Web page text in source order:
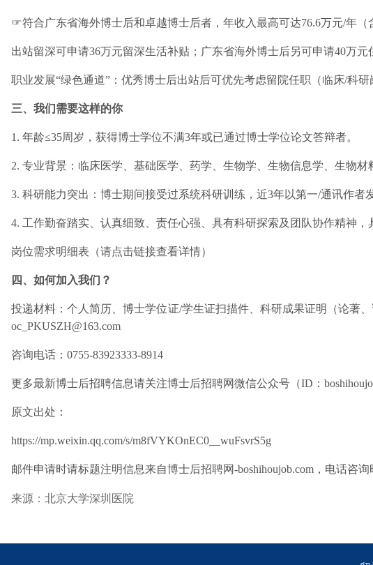
☞符合广东省海外博士后和卓越博士后者，年收入最高可达76.6万元/年（
出站留深可申请36万元留深生活补贴；广东省海外博士后另可申请40万元
职业发展“绿色通道”：优秀博士后出站后可优先考虑留院任职（临床/科
三、我们需要这样的你
1. 年龄≤35周岁，获得博士学位不满3年或已通过博士学位论文答辩者。
2. 专业背景：临床医学、基础医学、药学、生物学、生物信息学、生物材
3. 科研能力突出：博士期间接受过系统科研训练，近3年以第一/通讯作者
4. 工作勤奋踏实、认真细致、责任心强、具有科研探索及团队协作精神
岗位需求明细表（请点击链接查看详情）
四、如何加入我们？
投递材料：个人简历、博士学位证/学生证扫描件、科研成果证明（论著
oc_PKUSZH@163.com
咨询电话：0755-83923333-8914
更多最新博士后招聘信息请关注博士后招聘网微信公众号（ID：
原文出处：
https://mp.weixin.qq.com/s/m8fVYKOnEC0__wuFsvrS5g
邮件申请时请标题注明信息来自博士后招聘网-boshihoujob.com，电话咨
来源：北京大学深圳医院